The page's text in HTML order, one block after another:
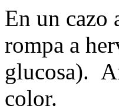
En un cazo
rompa a
glucosa).
color.